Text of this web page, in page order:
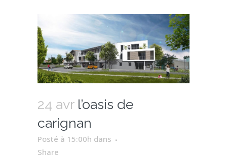
24 avr l’oasis de
carignan
Posté à 15:00h dans
Share